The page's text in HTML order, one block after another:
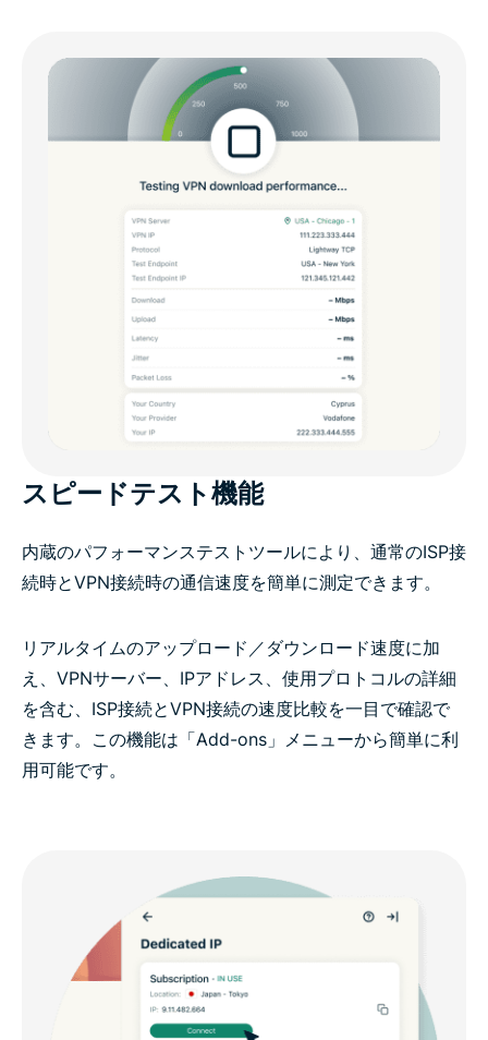
スピードテスト機能
内蔵のパフォーマンステストツールにより、通常のISP接
続時とVPN接続時の通信速度を簡単に測定できます。
リアルタイムのアップロード／ダウンロード速度に加
え、VPNサーバー、IPアドレス、使用プロトコルの詳細
を含む、ISP接続とVPN接続の速度比較を一目で確認で
きます。この機能は「Add-ons」メニューから簡単に利
用可能です。